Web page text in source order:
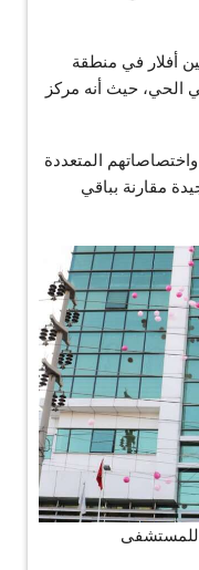
أفلار في منطقة
الحي، حيث أنه مركز
المتعددة
مقارنة بباقي
للمستشفى